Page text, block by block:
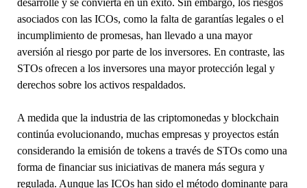
asociados con las ICOs, como la falta de garantías legales o el
incumplimiento de promesas, han llevado a una mayor
aversión al riesgo por parte de los inversores. En contraste, las
STOs ofrecen a los inversores una mayor protección legal y
derechos sobre los activos respaldados.
A medida que la industria de las criptomonedas y blockchain
continúa evolucionando, muchas empresas y proyectos están
considerando la emisión de tokens a través de STOs como una
forma de financiar sus iniciativas de manera más segura y
regulada. Aunque las ICOs han sido el método dominante para